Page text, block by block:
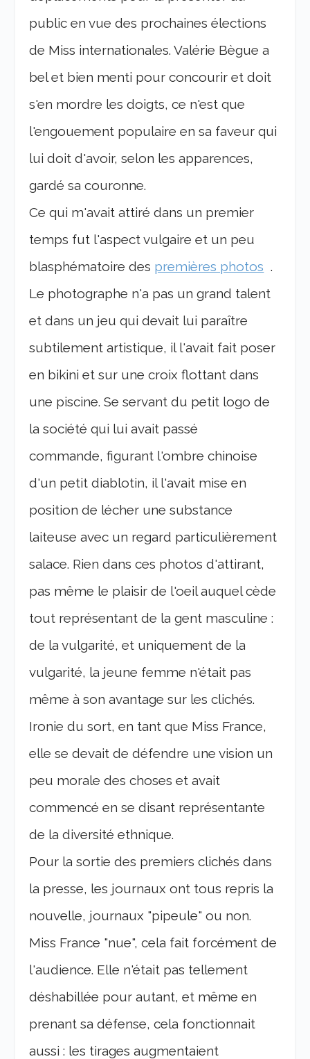
public en vue des prochaines élections
de Miss internationales. Valérie Bègue a
bel et bien menti pour concourir et doit
s'en mordre les doigts, ce n'est que
l'engouement populaire en sa faveur qui
lui doit d'avoir, selon les apparences,
gardé sa couronne.
Ce qui m'avait attiré dans un premier
temps fut l'aspect vulgaire et un peu
blasphématoire des premières photos .
Le photographe n'a pas un grand talent
et dans un jeu qui devait lui paraître
subtilement artistique, il l'avait fait poser
en bikini et sur une croix flottant dans
une piscine. Se servant du petit logo de
la société qui lui avait passé
commande, figurant l'ombre chinoise
d'un petit diablotin, il l'avait mise en
position de lécher une substance
laiteuse avec un regard particulièrement
salace. Rien dans ces photos d'attirant,
pas même le plaisir de l'oeil auquel cède
tout représentant de la gent masculine :
de la vulgarité, et uniquement de la
vulgarité, la jeune femme n'était pas
même à son avantage sur les clichés.
Ironie du sort, en tant que Miss France,
elle se devait de défendre une vision un
peu morale des choses et avait
commencé en se disant représentante
de la diversité ethnique.
Pour la sortie des premiers clichés dans
la presse, les journaux ont tous repris la
nouvelle, journaux "pipeule" ou non.
Miss France "nue", cela fait forcément de
l'audience. Elle n'était pas tellement
déshabillée pour autant, et même en
prenant sa défense, cela fonctionnait
aussi : les tirages augmentaient